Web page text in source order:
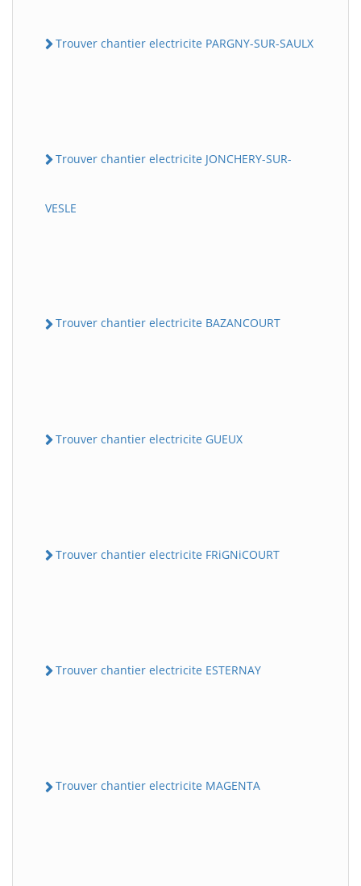
Trouver chantier electricite PARGNY-SUR-SAULX
Trouver chantier electricite JONCHERY-SUR-
VESLE
Trouver chantier electricite BAZANCOURT
Trouver chantier electricite GUEUX
Trouver chantier electricite FRiGNiCOURT
Trouver chantier electricite ESTERNAY
Trouver chantier electricite MAGENTA